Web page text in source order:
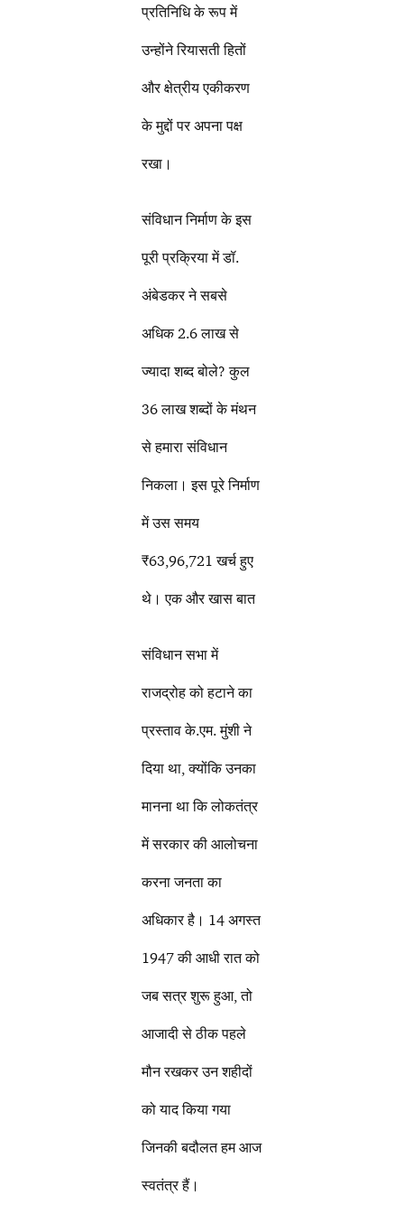
प्रतिनिधि के रूप में
उन्होंने रियासती हितों
और क्षेत्रीय एकीकरण
के मुद्दों पर अपना पक्ष
रखा।
संविधान निर्माण के इस
पूरी प्रक्रिया में डॉ.
अंबेडकर ने सबसे
अधिक 2.6 लाख से
ज्यादा शब्द बोले? कुल
36 लाख शब्दों के मंथन
से हमारा संविधान
निकला। इस पूरे निर्माण
में उस समय
₹63,96,721 खर्च हुए
थे। एक और खास बात
संविधान सभा में
राजद्रोह को हटाने का
प्रस्ताव के.एम. मुंशी ने
दिया था, क्योंकि उनका
मानना था कि लोकतंत्र
में सरकार की आलोचना
करना जनता का
अधिकार है। 14 अगस्त
1947 की आधी रात को
जब सत्र शुरू हुआ, तो
आजादी से ठीक पहले
मौन रखकर उन शहीदों
को याद किया गया
जिनकी बदौलत हम आज
स्वतंत्र हैं।